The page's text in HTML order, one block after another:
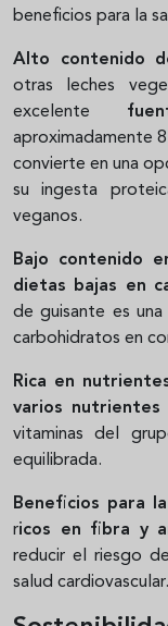
beneficios para la
Alto contenido
otras leches
excelente
aproximadamente
convierte en una
su ingesta
veganos.
Bajo contenido
dietas bajas en
de guisante es
carbohidratos en
Rica en
varios nutrientes
vitaminas del
equilibrada.
Beneficios para
ricos en fibra y
reducir el riesgo
salud cardiovascular.